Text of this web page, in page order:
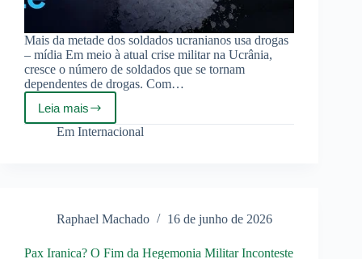
Mais da metade dos soldados ucranianos usa drogas
– mídia Em meio à atual crise militar na Ucrânia,
cresce o número de soldados que se tornam
dependentes de drogas. Com…
Leia mais
Mais
da
–
Em Internacional
Raphael Machado 16 de junho de 2026
Pax Iranica? O Fim da Hegemonia Militar Inconteste